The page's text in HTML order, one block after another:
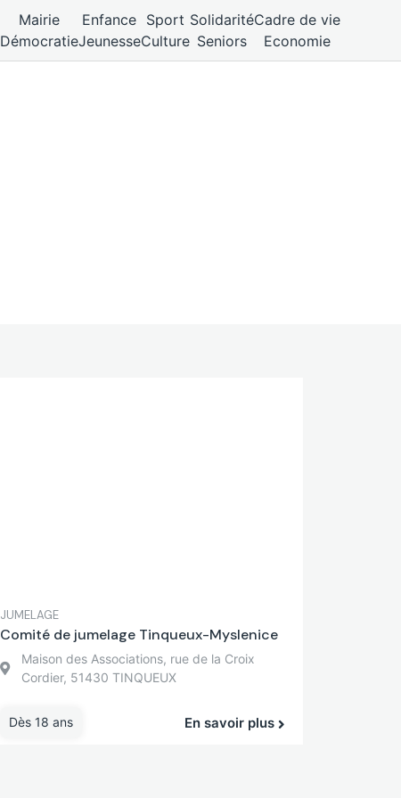
Mairie
Démocratie
Enfance
Jeunesse
Sport
Culture
Solidarité
Seniors
Cadre de vie
Economie
JUMELAGE
Comité de jumelage Tinqueux-Myslenice
Maison des Associations, rue de la Croix
Cordier, 51430 TINQUEUX
Dès 18 ans En savoir plus